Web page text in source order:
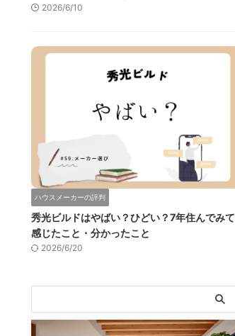
2026/6/10
ハウスメーカーの評判
秀光ビルドはやばい？ひどい？7年住んでみて
感じたこと・分かったこと
2026/6/20